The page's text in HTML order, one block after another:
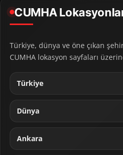
CUMHA
Türkiye, dünya ve öne çıkan
CUMHA lokasyon sayfaları
Türkiye
Dünya
Ankara